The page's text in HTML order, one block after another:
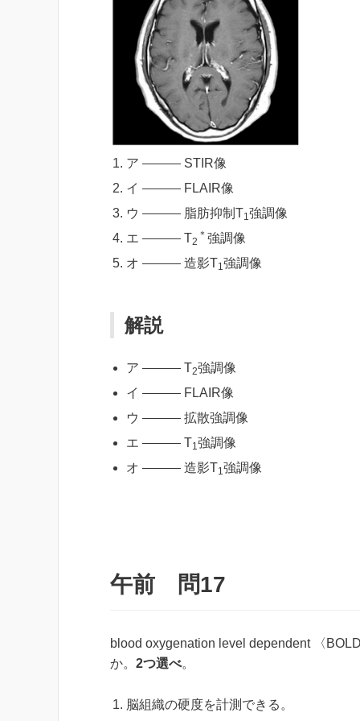
ア
STIR像
イ
FLAIR像
ウ
脂肪抑制T1強調像
エ
T2
＊ 強調像
オ
造影T1強調像
解説
ア T2強調像
イ
FLAIR像
ウ
拡散強調像
エ
T1強調像
オ
造影T1強調像
午前 問17
blood oxygenation level dependent 〈
か。 2つ選べ。
脳組織の硬度を計測できる。